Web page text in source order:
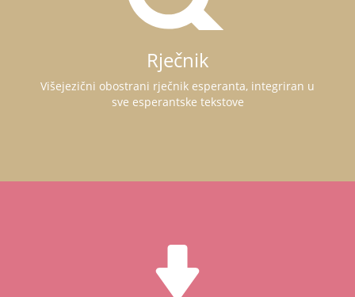
Rječnik
Višejezični obostrani rječnik esperanta, integriran u
sve esperantske tekstove